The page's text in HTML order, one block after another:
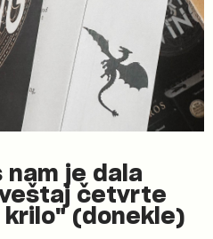
nam je dala
četvrte
(donekle)